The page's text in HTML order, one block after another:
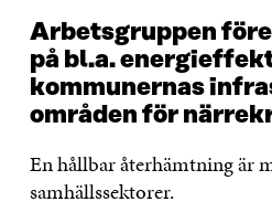
Arbetsgruppen
på bl.a.
kommunernas
områden för
En hållbar återhämtning är
samhällssektorer.